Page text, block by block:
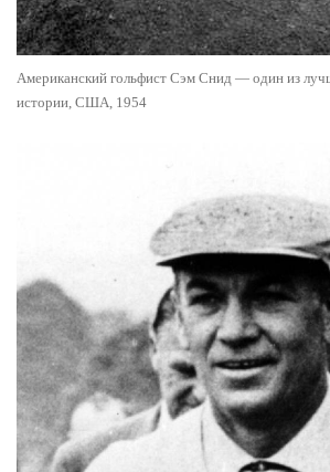
Американский гольфист Сэм Снид — один из
истории, США, 1954